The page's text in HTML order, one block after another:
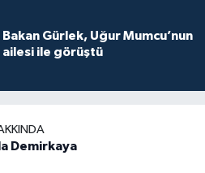
Bakan Gürlek, Uğur Mumcu’nun
ailesi ile görüştü
Demirkaya